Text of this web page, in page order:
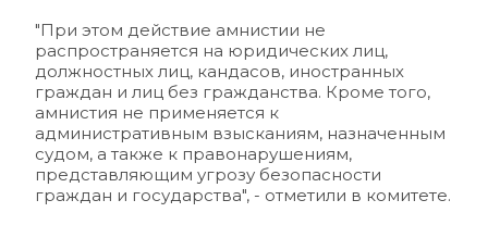
"При этом действие амнистии не
распространяется на юридических лиц,
должностных лиц, кандасов, иностранных
граждан и лиц без гражданства. Кроме того,
амнистия не применяется к
административным взысканиям, назначенным
судом, а также к правонарушениям,
представляющим угрозу безопасности
граждан и государства", - отметили в комитете.